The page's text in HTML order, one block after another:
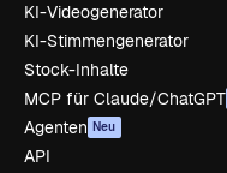
KI-Videogenerator
KI-Stimmengenerator
Stock-Inhalte
MCP für Claude/ChatGPT
Agenten Neu
API